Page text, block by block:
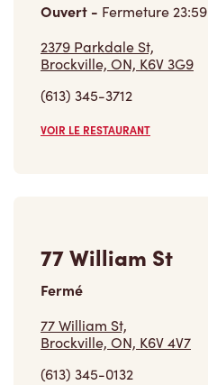
Ouvert - Fermeture23:59
2379 Parkdale St,
Brockville, ON, K6V 3G9
(613) 345-3712
VOIR LE RESTAURANT
77 William St
Fermé
77 William St,
Brockville, ON, K6V 4V7
(613) 345-0132